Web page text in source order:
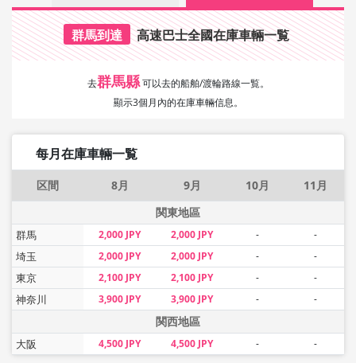
群馬到達 高速巴士全國在庫車輛一覧
去群馬縣 可以去的船舶/渡輪路線一覧。
顯示3個月內的在庫車輛信息。
每月在庫車輛一覧
区間 8月 9月 10月
11月
関東地區
群馬 2,000 JPY 2,000 JPY - -
埼玉 2,000 JPY 2,000 JPY - -
東京 2,100 JPY 2,100 JPY - -
神奈川 3,900 JPY 3,900 JPY - -
関西地區
大阪 4,500 JPY 4,500 JPY - -